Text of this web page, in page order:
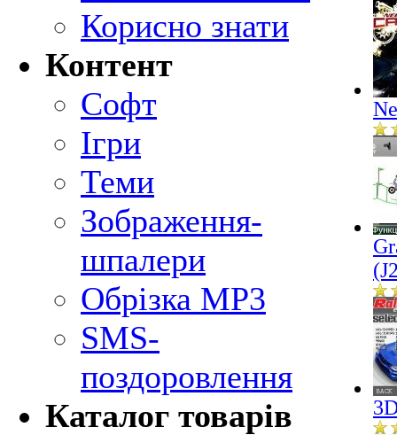
Корисно знати
Контент
Софт
Ігри
Теми
Зображення-
шпалери
Обрізка MP3
SMS-
поздоровлення
Каталог товарів